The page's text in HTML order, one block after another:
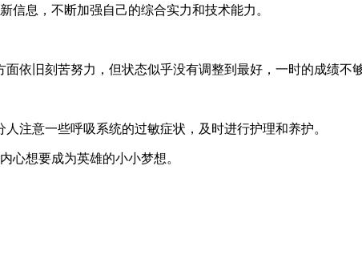
信息，不断加强自己的综合实力和技术能力。
依旧刻苦努力，但状态似乎没有调整到最好，一时的成绩不
注意一些呼吸系统的过敏症状，及时进行护理和养护。
心想要成为英雄的小小梦想。